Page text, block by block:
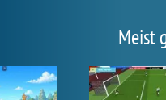
Meist